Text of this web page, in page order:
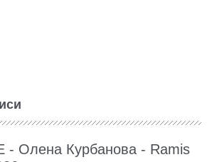
- Олена Курбанова - Ramis